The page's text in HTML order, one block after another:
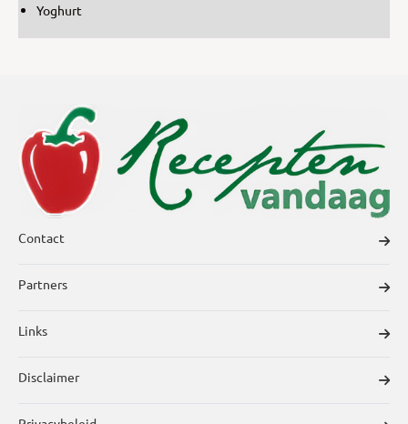
Yoghurt
Contact
Partners
Links
Disclaimer